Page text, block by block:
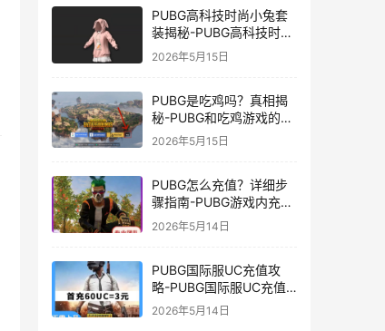
PUBG高科技时尚小兔套
装揭秘-PUBG高科技时尚
小兔套装的潮流与科技结
2026年5月15日
PUBG是吃鸡吗？真相揭
秘-PUBG和吃鸡游戏的区
别与联系
2026年5月15日
PUBG怎么充值？详细步
骤指南-PUBG游戏内充值
方法及常见问题解答
2026年5月14日
PUBG国际服UC充值攻
略-PUBG国际服UC充值
方法及注意事项
2026年5月14日